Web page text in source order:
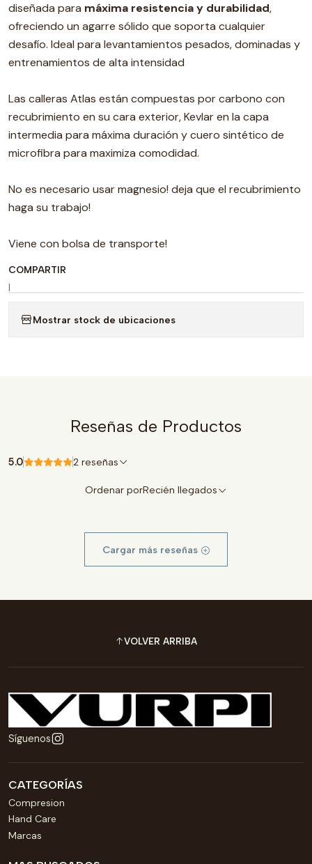
diseñada para máxima resistencia y durabilidad,
ofreciendo un agarre sólido que soporta cualquier
desafío. Ideal para levantamientos pesados, dominadas y
entrenamientos de alta intensidad
Las calleras Atlas están compuestas por carbono con
recubrimiento en su cara exterior, Kevlar en la capa
intermedia para máxima duración y cuero sintético de
microfibra para maximiza comodidad.
No es necesario usar magnesio! deja que el recubrimiento
haga su trabajo!
Viene con bolsa de transporte!
COMPARTIR
|
Mostrar stock de ubicaciones
Reseñas de Productos
5.0 2 reseñas
Ordenar porRecién llegados
Cargar más reseñas
VOLVER ARRIBA
Síguenos
CATEGORÍAS
Compresion
Hand Care
Marcas